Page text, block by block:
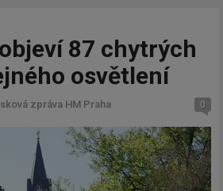
87 chytrých
osvětlení
zpráva HM Praha 0